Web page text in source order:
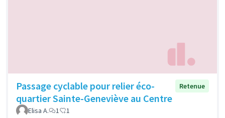
Passage cyclable pour relier éco-
quartier Sainte-Geneviève au Centre
Retenue
Elisa A. 1 1